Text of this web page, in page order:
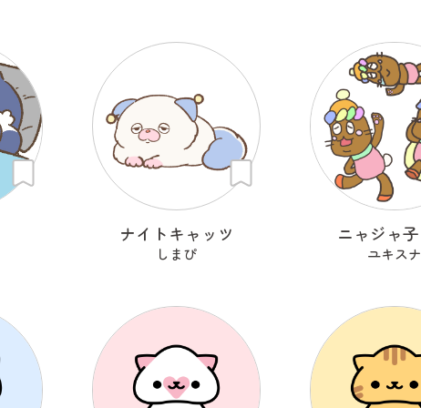
ナイトキャッツ
しまぴ
ニャジャ
ユキスナ